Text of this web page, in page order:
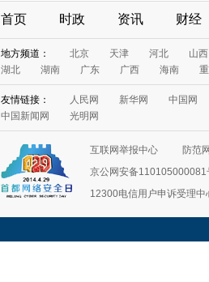
首页 时政 资讯 财经
地方频道： 北京 天津 河北
山西
湖北
湖南 广东 广西 海南
友情链接： 人民网 新华网
中国网
中国新闻网
光明网
互联网举报中心
防范
京公网安备110105000081
12300电信用户申诉受理中